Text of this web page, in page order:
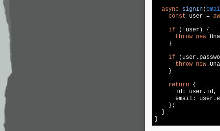
async signIn(
const user =
if (!user) {
throw new
    }
if
throw new
    }
return {
      id: user.id,
email:
    };
  }